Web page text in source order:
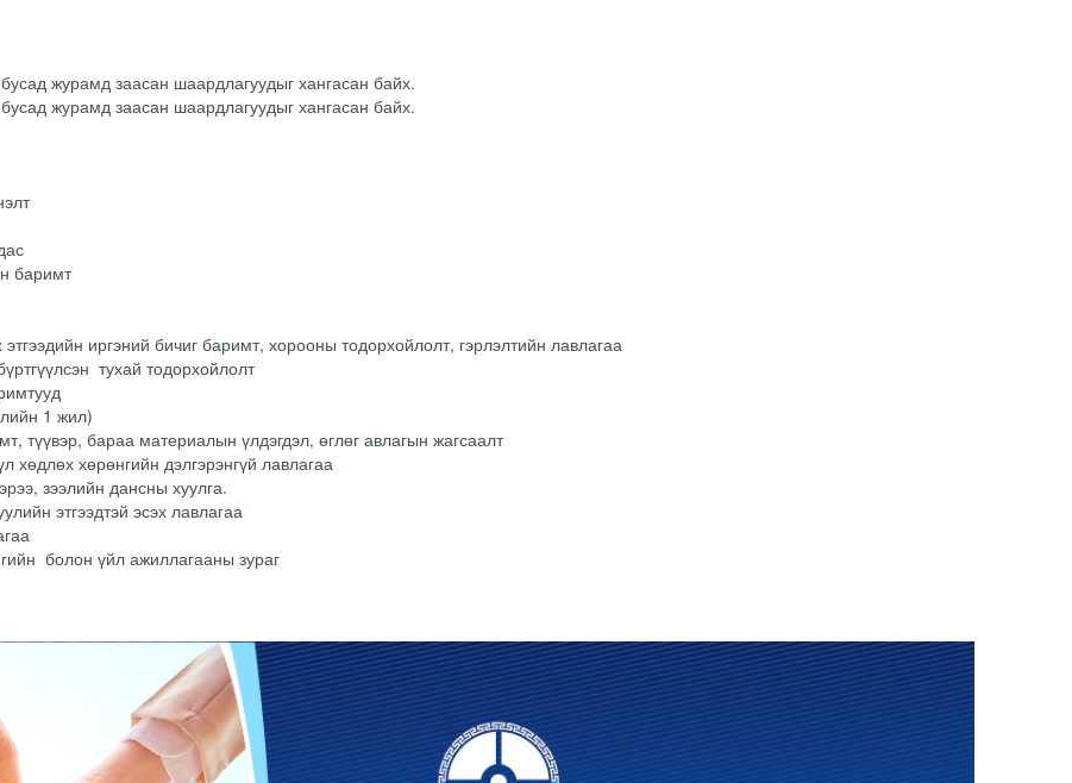
журамд заасан шаардлагуудыг хангасан байх.
журамд заасан шаардлагуудыг хангасан байх.
баримт
иргэний бичиг баримт, хорооны тодорхойлолт, гэрлэлтийн лавлагаа
тухай тодорхойлолт
1 жил)
түүвэр, бараа материалын үлдэгдэл, өглөг авлагын жагсаалт
хөдлөх хөрөнгийн дэлгэрэнгүй лавлагаа
зээлийн дансны хуулга.
этгээдтэй эсэх лавлагаа
болон үйл ажиллагааны зураг